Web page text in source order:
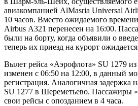
авиакомпанией AlMasria Universal
10 часов. Вместо ожидаемого
Airbus А321 перенесен на 16:00.
были на борту, когда объявили о
теперь их приезд на курорт
Вылет рейса «Аэрофлота» SU 1279
изменен с 06:50 на 12:00, в данный
регистрация. Аналогичная задержка
SU 1277 в Шереметьево. Пассажиры
свои рейсы с опозданием в 4 часа.